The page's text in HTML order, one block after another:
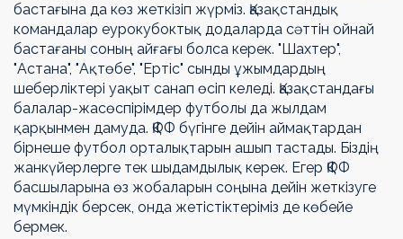
бастағына да көз жеткізіп жүрміз. Қазақстандық
командалар еурокубоктық додаларда сәттін ойнай
бастағаны соның айғағы болса керек. "Шахтер",
"Астана", "Ақтөбе", "Ертіс" сынды ұжымдардың
шеберліктері уақыт санап өсіп келеді. Қазақстандағы
балалар-жасөспірімдер футболы да жылдам
қарқынмен дамуда. ҚФФ бүгінге дейін аймақтардан
бірнеше футбол орталықтарын ашып тастады. Біздің
жанкүйерлерге тек шыдамдылық керек. Егер ҚФФ
басшыларына өз жобаларын соңына дейін жеткізуге
мүмкіндік берсек, онда жетістіктеріміз де көбейе
бермек.